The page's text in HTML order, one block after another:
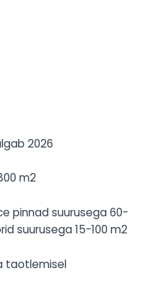
2026
m2
pinnad suurusega 60-
suurusega 15-100 m2
taotlemisel